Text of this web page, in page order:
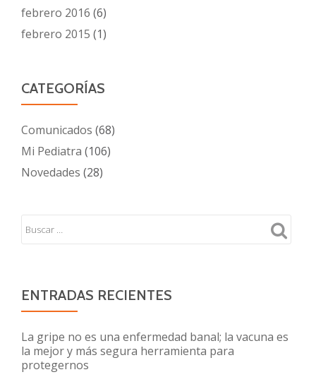
febrero 2016 (6)
febrero 2015 (1)
CATEGORÍAS
Comunicados (68)
Mi Pediatra (106)
Novedades (28)
ENTRADAS RECIENTES
La gripe no es una enfermedad banal; la vacuna es
la mejor y más segura herramienta para
protegernos